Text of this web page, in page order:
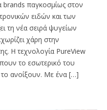
παγκοσμίως στον
ειδών και των
τη νέα σειρά ψυγείων
χάρη στην
Η τεχνολογία PureView
το εσωτερικό του
το ανοίξουν. Με ένα […]